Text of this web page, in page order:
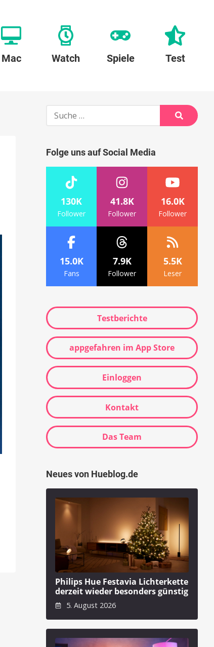
Mac Watch Spiele Test
Suche
Suche
Folge uns auf Social Media
130K
Follower
41.8K
Follower
16.0K
Follower
15.0K
Fans
7.9K
Follower
5.5K
Leser
Testberichte
appgefahren im App Store
Einloggen
Kontakt
Das Team
Neues von Hueblog.de
Philips Hue Festavia Lichterkette
derzeit wieder besonders günstig
5. August 2026